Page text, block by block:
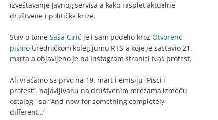
izveštavanje Javnog servisa a kako rasplet aktuelne
društvene i političke krize.
Stav o tome Saša Ćirić je i sam podelio kroz Otvoreno
pismo Uredničkom kolegijumu RTS-a koje je sastavio 21.
marta a objavljeno je na Instagram stranici Naš protest.
Ali vraćamo se prvo na 19. mart i emisiju “Pisci i
protest”, najavljivanu na društvenim mrežama između
ostalog i sa “And now for something completely
different…”